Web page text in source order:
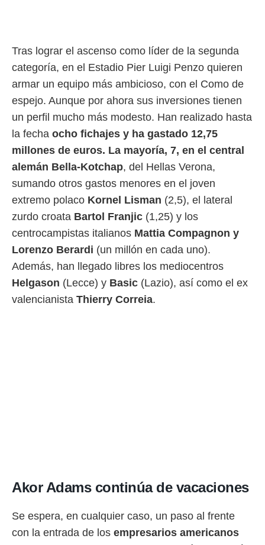
Tras lograr el ascenso como líder de la segunda
categoría, en el Estadio Pier Luigi Penzo quieren
armar un equipo más ambicioso, con el Como de
espejo. Aunque por ahora sus inversiones tienen
un perfil mucho más modesto. Han realizado hasta
la fecha ocho fichajes y ha gastado 12,75
millones de euros. La mayoría, 7, en el central
alemán Bella-Kotchap, del Hellas Verona,
sumando otros gastos menores en el joven
extremo polaco Kornel Lisman (2,5), el lateral
zurdo croata Bartol Franjic (1,25) y los
centrocampistas italianos Mattia Compagnon y
Lorenzo Berardi (un millón en cada uno).
Además, han llegado libres los mediocentros
Helgason (Lecce) y Basic (Lazio), así como el ex
valencianista Thierry Correia.
Akor Adams continúa de vacaciones
Se espera, en cualquier caso, un paso al frente
con la entrada de los empresarios americanos